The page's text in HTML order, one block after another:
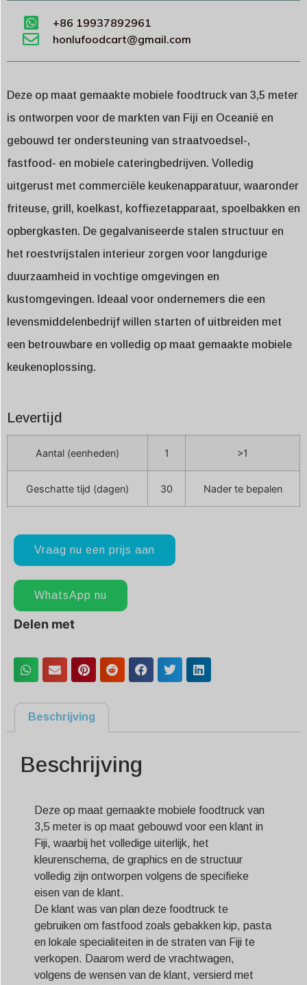
+86 19937892961
honlufoodcart@gmail.com
Deze op maat gemaakte mobiele foodtruck van 3,5 meter
is ontworpen voor de markten van Fiji en Oceanië en
gebouwd ter ondersteuning van straatvoedsel-,
fastfood- en mobiele cateringbedrijven. Volledig
uitgerust met commerciële keukenapparatuur, waaronder
friteuse, grill, koelkast, koffiezetapparaat, spoelbakken en
opbergkasten. De gegalvaniseerde stalen structuur en
het roestvrijstalen interieur zorgen voor langdurige
duurzaamheid in vochtige omgevingen en
kustomgevingen. Ideaal voor ondernemers die een
levensmiddelenbedrijf willen starten of uitbreiden met
een betrouwbare en volledig op maat gemaakte mobiele
keukenoplossing.
Levertijd
Aantal (eenheden) 1 >1
Geschatte tijd (dagen) 30 Nader te bepalen
Vraag nu een prijs aan
WhatsApp nu
Delen met
Beschrijving
Beschrijving
Deze op maat gemaakte mobiele foodtruck van
3,5 meter is op maat gebouwd voor een klant in
Fiji, waarbij het volledige uiterlijk, het
kleurenschema, de graphics en de structuur
volledig zijn ontworpen volgens de specifieke
eisen van de klant.
De klant was van plan deze foodtruck te
gebruiken om fastfood zoals gebakken kip, pasta
en lokale specialiteiten in de straten van Fiji te
verkopen. Daarom werd de vrachtwagen,
volgens de wensen van de klant, versierd met